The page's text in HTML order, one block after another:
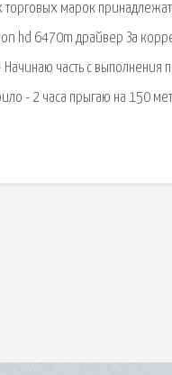
марок
hd 6470m драйвер За
Начинаю часть с
- 2 часа прыгаю на 150